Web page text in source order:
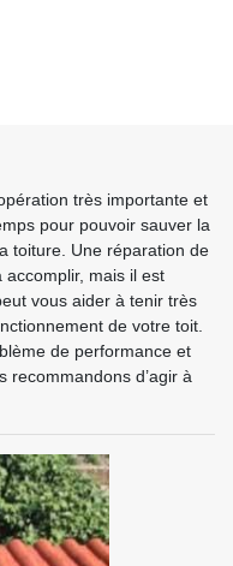
très importante et
pour pouvoir sauver la
toiture. Une réparation de
mais il est
vous aider à tenir très
de votre toit.
de performance et
recommandons d’agir à